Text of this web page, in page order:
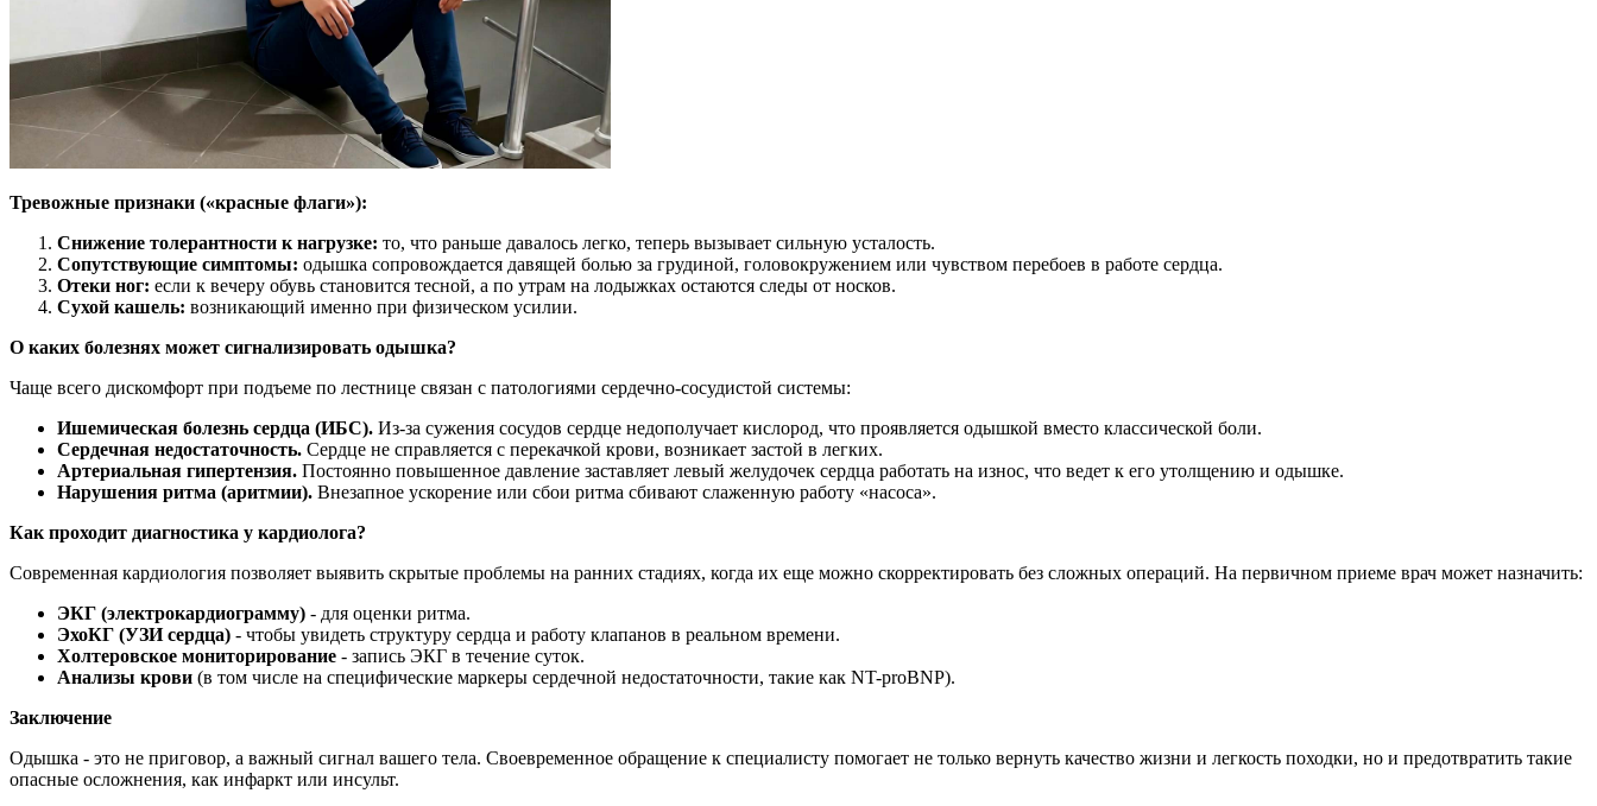
Тревожные признаки («красные флаги»):
Снижение толерантности к нагрузке: то, что раньше давалось легко, теперь вызывает сильную усталость.
Сопутствующие симптомы: одышка сопровождается давящей болью за грудиной, головокружением или чувством перебоев в работе сердца.
Отеки ног: если к вечеру обувь становится тесной, а по утрам на лодыжках остаются следы от носков.
Сухой кашель: возникающий именно при физическом усилии.
О каких болезнях может сигнализировать одышка?
Чаще всего дискомфорт при подъеме по лестнице связан с патологиями сердечно-сосудистой системы:
Ишемическая болезнь сердца (ИБС). Из-за сужения сосудов сердце недополучает кислород, что проявляется одышкой вместо классической боли.
Сердечная недостаточность. Сердце не справляется с перекачкой крови, возникает застой в легких.
Артериальная гипертензия. Постоянно повышенное давление заставляет левый желудочек сердца работать на износ, что ведет к его утолщению и одышке.
Нарушения ритма (аритмии). Внезапное ускорение или сбои ритма сбивают слаженную работу «насоса».
Как проходит диагностика у кардиолога?
Современная кардиология позволяет выявить скрытые проблемы на ранних стадиях, когда их еще можно скорректировать без сложных операций. На первичном приеме врач может назначить:
ЭКГ (электрокардиограмму) - для оценки ритма.
ЭхоКГ (УЗИ сердца) - чтобы увидеть структуру сердца и работу клапанов в реальном времени.
Холтеровское мониторирование - запись ЭКГ в течение суток.
Анализы крови (в том числе на специфические маркеры сердечной недостаточности, такие как NT-proBNP).
Заключение
Одышка - это не приговор, а важный сигнал вашего тела. Своевременное обращение к специалисту помогает не только вернуть качество жизни и легкость походки, но и предотвратить такие
опасные осложнения, как инфаркт или инсульт.